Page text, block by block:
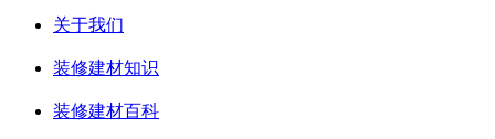
关于我们
装修建材知识
装修建材百科